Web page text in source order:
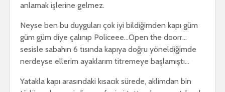
anlamak işlerine gelmez.
Neyse ben bu duyguları çok iyi bildiğimden kapı güm
güm güm diye çalınıp Policeee…Open the doorr…
sesisle sabahın 6 tısında kapıya doğru yöneldiğimde
nerdeyse ellerim ayaklarım titremeye başlamıştı…
Yatakla kapı arasındaki kısacık sürede, aklimdan bin